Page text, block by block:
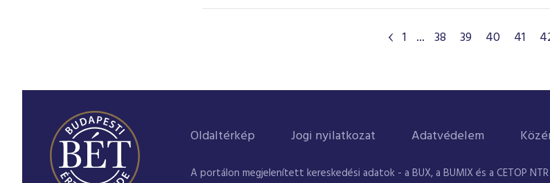
1 ... 38 39 40 41
Oldaltérkép Jogi nyilatkozat Adatvédelem
A portálon megjelenített kereskedési adatok - a BUX, a BUMIX és a CETOP